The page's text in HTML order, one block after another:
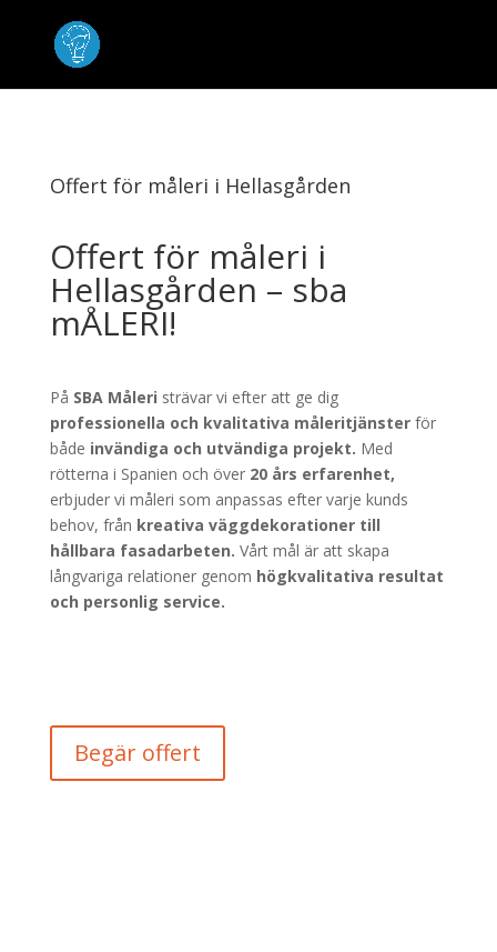
Offert för måleri i Hellasgården
Offert för måleri i
Hellasgården – sba
mÅLERI!
På SBA Måleri strävar vi efter att ge dig
professionella och kvalitativa måleritjänsterför
både invändiga och utvändiga projekt. Med
rötterna i Spanien och över 20 års erfarenhet,
erbjuder vi måleri som anpassas efter varje kunds
behov, från kreativa väggdekorationer till
hållbara fasadarbeten. Vårt mål är att skapa
långvariga relationer genom högkvalitativa resultat
och personlig service.
Begär offert